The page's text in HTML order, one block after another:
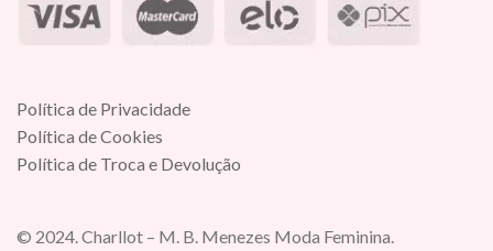
Política de Privacidade
Política de Cookies
Política de Troca e Devolução
© 2024. Charllot – M. B. Menezes Moda Feminina.